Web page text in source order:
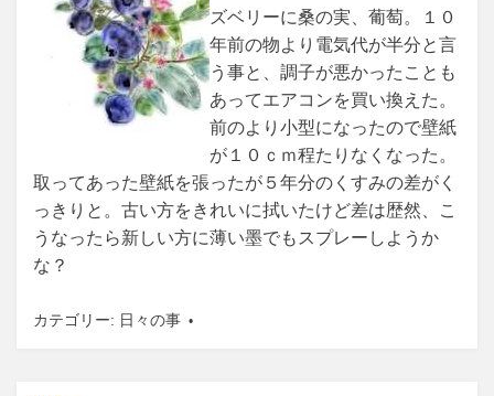
ズベリーに桑の実、葡萄。１０
年前の物より電気代が半分と言
う事と、調子が悪かったことも
あってエアコンを買い換えた。
前のより小型になったので壁紙
が１０ｃｍ程たりなくなった。
取ってあった壁紙を張ったが５年分のくすみの差がく
っきりと。古い方をきれいに拭いたけど差は歴然、こ
うなったら新しい方に薄い墨でもスプレーしようか
な？
カテゴリー: 日々の事